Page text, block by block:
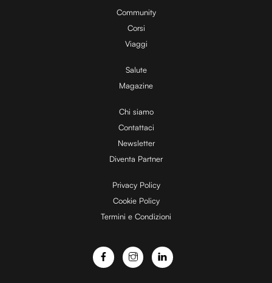
Community
Corsi
Viaggi
Salute
Magazine
Chi siamo
Contattaci
Newsletter
Diventa Partner
Privacy Policy
Cookie Policy
Termini e Condizioni